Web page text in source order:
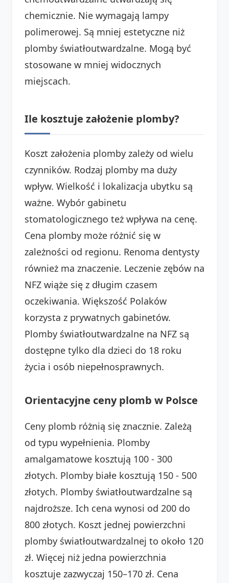
chemicznie. Nie wymagają lampy
polimerowej. Są mniej estetyczne niż
plomby światłoutwardzalne. Mogą być
stosowane w mniej widocznych
miejscach.
Ile kosztuje założenie plomby?
Koszt założenia plomby zależy od wielu
czynników. Rodzaj plomby ma duży
wpływ. Wielkość i lokalizacja ubytku są
ważne. Wybór gabinetu
stomatologicznego też wpływa na cenę.
Cena plomby może różnić się w
zależności od regionu. Renoma dentysty
również ma znaczenie. Leczenie zębów na
NFZ wiąże się z długim czasem
oczekiwania. Większość Polaków
korzysta z prywatnych gabinetów.
Plomby światłoutwardzalne na NFZ są
dostępne tylko dla dzieci do 18 roku
życia i osób niepełnosprawnych.
Orientacyjne ceny plomb w Polsce
Ceny plomb różnią się znacznie. Zależą
od typu wypełnienia. Plomby
amalgamatowe kosztują 100 - 300
złotych. Plomby białe kosztują 150 - 500
złotych. Plomby światłoutwardzalne są
najdroższe. Ich cena wynosi od 200 do
800 złotych. Koszt jednej powierzchni
plomby światłoutwardzalnej to około 120
zł. Więcej niż jedna powierzchnia
kosztuje zazwyczaj 150–170 zł. Cena